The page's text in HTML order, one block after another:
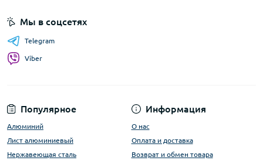
Популярное
Алюминий
Лист алюминиевый
Нержавеющая сталь
Информация
О нас
Оплата и доставка
Возврат и обмен товара
Мы в соцсетях
Telegram
Viber